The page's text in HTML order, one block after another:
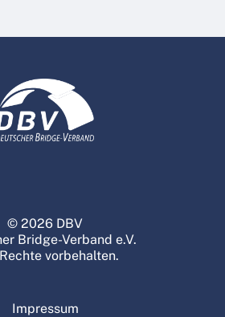
© 2026 DBV
Bridge-Verband e.V.
vorbehalten.
Impressum